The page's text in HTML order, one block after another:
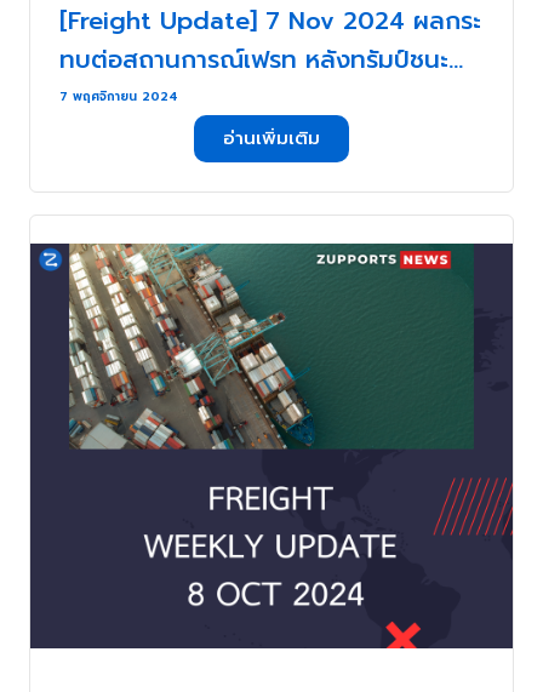
[Freight Update] 7 Nov 2024 ผลกระ
ทบต่อสถานการณ์เฟรท หลังทรัมป์ชนะ
การเลือกตั้ง . . .
7 พฤศจิกายน 2024
อ่านเพิ่มเติม